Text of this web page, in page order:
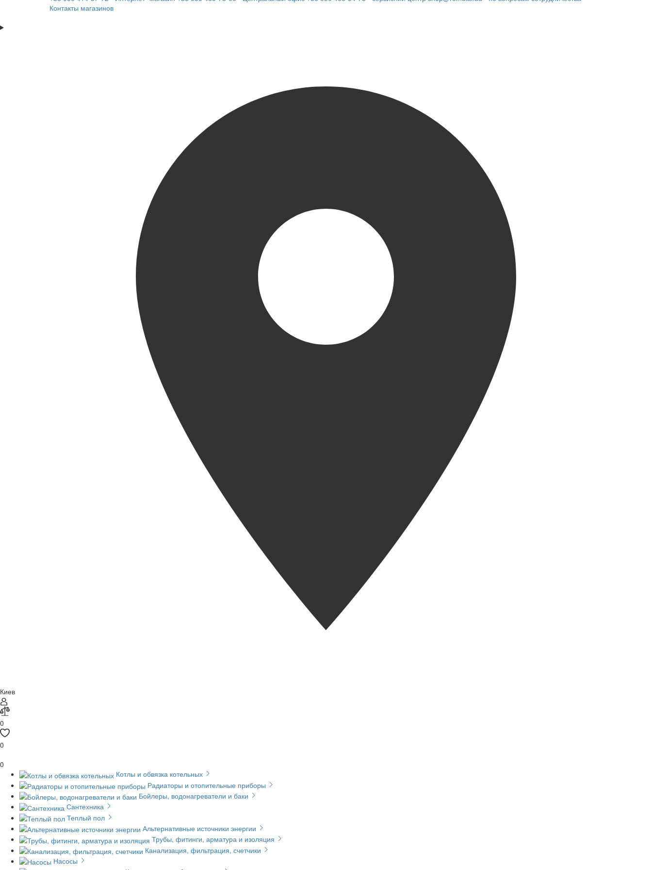
Контакты магазинов
Киев
0
0
0
Котлы и обвязка котельных
Радиаторы и отопительные приборы
Бойлеры, водонагреватели и баки
Сантехника
Теплый пол
Альтернативные источники энергии
Трубы, фитинги, арматура и изоляция
Канализация, фильтрация, счетчики
Насосы